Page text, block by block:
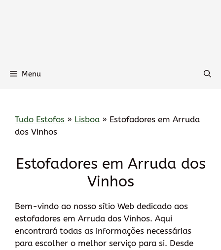
Menu
Tudo Estofos » Lisboa » Estofadores em Arruda
dos Vinhos
Estofadores em Arruda dos
Vinhos
Bem-vindo ao nosso sítio Web dedicado aos
estofadores em Arruda dos Vinhos. Aqui
encontrará todas as informações necessárias
para escolher o melhor serviço para si. Desde